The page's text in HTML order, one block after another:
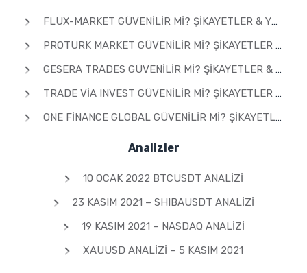
FLUX-MARKET GÜVENILIR MI? ŞIKAYETLER & YORUMLAR 2026
PROTURK MARKET GÜVENILIR MI? ŞIKAYETLER & YORUMLAR 2026
GESERA TRADES GÜVENILIR MI? ŞIKAYETLER & YORUMLAR 2026
TRADE VIA INVEST GÜVENILIR MI? ŞIKAYETLER & YORUMLAR 2026
ONE FINANCE GLOBAL GÜVENILIR MI? ŞIKAYETLER & YORUMLAR 2026
Analizler
10 OCAK 2022 BTCUSDT ANALIZI
23 KASIM 2021 – SHIBAUSDT ANALIZI
19 KASIM 2021 – NASDAQ ANALIZI
XAUUSD ANALIZI – 5 KASIM 2021